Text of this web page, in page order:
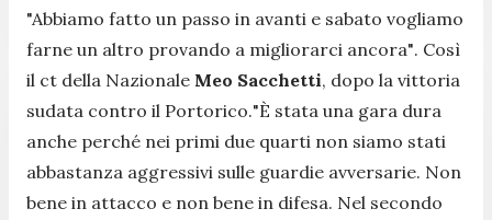
"Abbiamo fatto un passo in avanti e sabato vogliamo
farne un altro provando a migliorarci ancora". Così
il ct della Nazionale Meo Sacchetti, dopo la vittoria
sudata contro il Portorico."È stata una gara dura
anche perché nei primi due quarti non siamo stati
abbastanza aggressivi sulle guardie avversarie. Non
bene in attacco e non bene in difesa. Nel secondo